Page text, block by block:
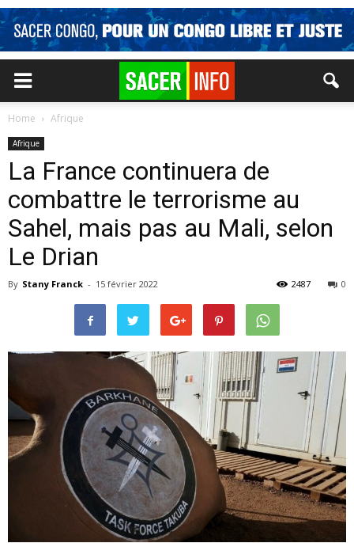
Home Afrique
Afrique
La France continuera de
combattre le terrorisme au
Sahel, mais pas au Mali, selon
Le Drian
By Stany Franck - 15 février 2022 0
2487